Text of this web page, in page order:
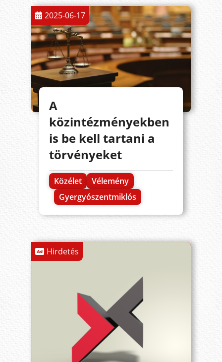
2025-06-17
A
közintézményekben
is be kell tartani a
törvényeket
Közélet
Vélemény
Gyergyószentmiklós
Hirdetés